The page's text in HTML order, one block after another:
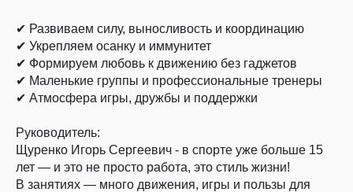
✔ Развиваем силу, выносливость и координацию
✔ Укрепляем осанку и иммунитет
✔ Формируем любовь к движению без гаджетов
✔ Маленькие группы и профессиональные тренеры
✔ Атмосфера игры, дружбы и поддержки
Руководитель:
Щуренко Игорь Сергеевич - в спорте уже больше 15
лет — и это не просто работа, это стиль жизни!
В занятиях — много движения, игры и пользы для